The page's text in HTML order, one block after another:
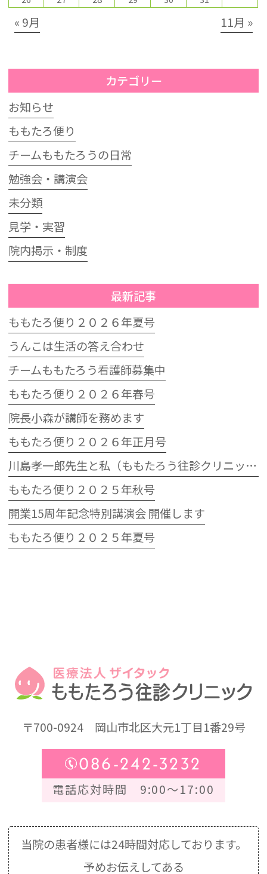
« 9月 11月 »
カテゴリー
お知らせ
ももたろ便り
チームももたろうの日常
勉強会・講演会
未分類
見学・実習
院内掲示・制度
最新記事
ももたろ便り２０２６年夏号
うんこは生活の答え合わせ
チームももたろう看護師募集中
ももたろ便り２０２６年春号
院長小森が講師を務めます
ももたろ便り２０２６年正月号
川島孝一郎先生と私（ももたろう往診クリニック開院15周年記念特別講演会）
ももたろ便り２０２５年秋号
開業15周年記念特別講演会 開催します
ももたろ便り２０２５年夏号
〒700-0924岡山市北区大元1丁目1番29号
086-242-3232
電話応対時間 9:00～17:00
当院の患者様には24時間対応しております。
予めお伝えしてある